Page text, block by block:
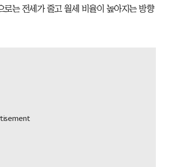
는 전세가 줄고 월세 비율이 높아지는 방향